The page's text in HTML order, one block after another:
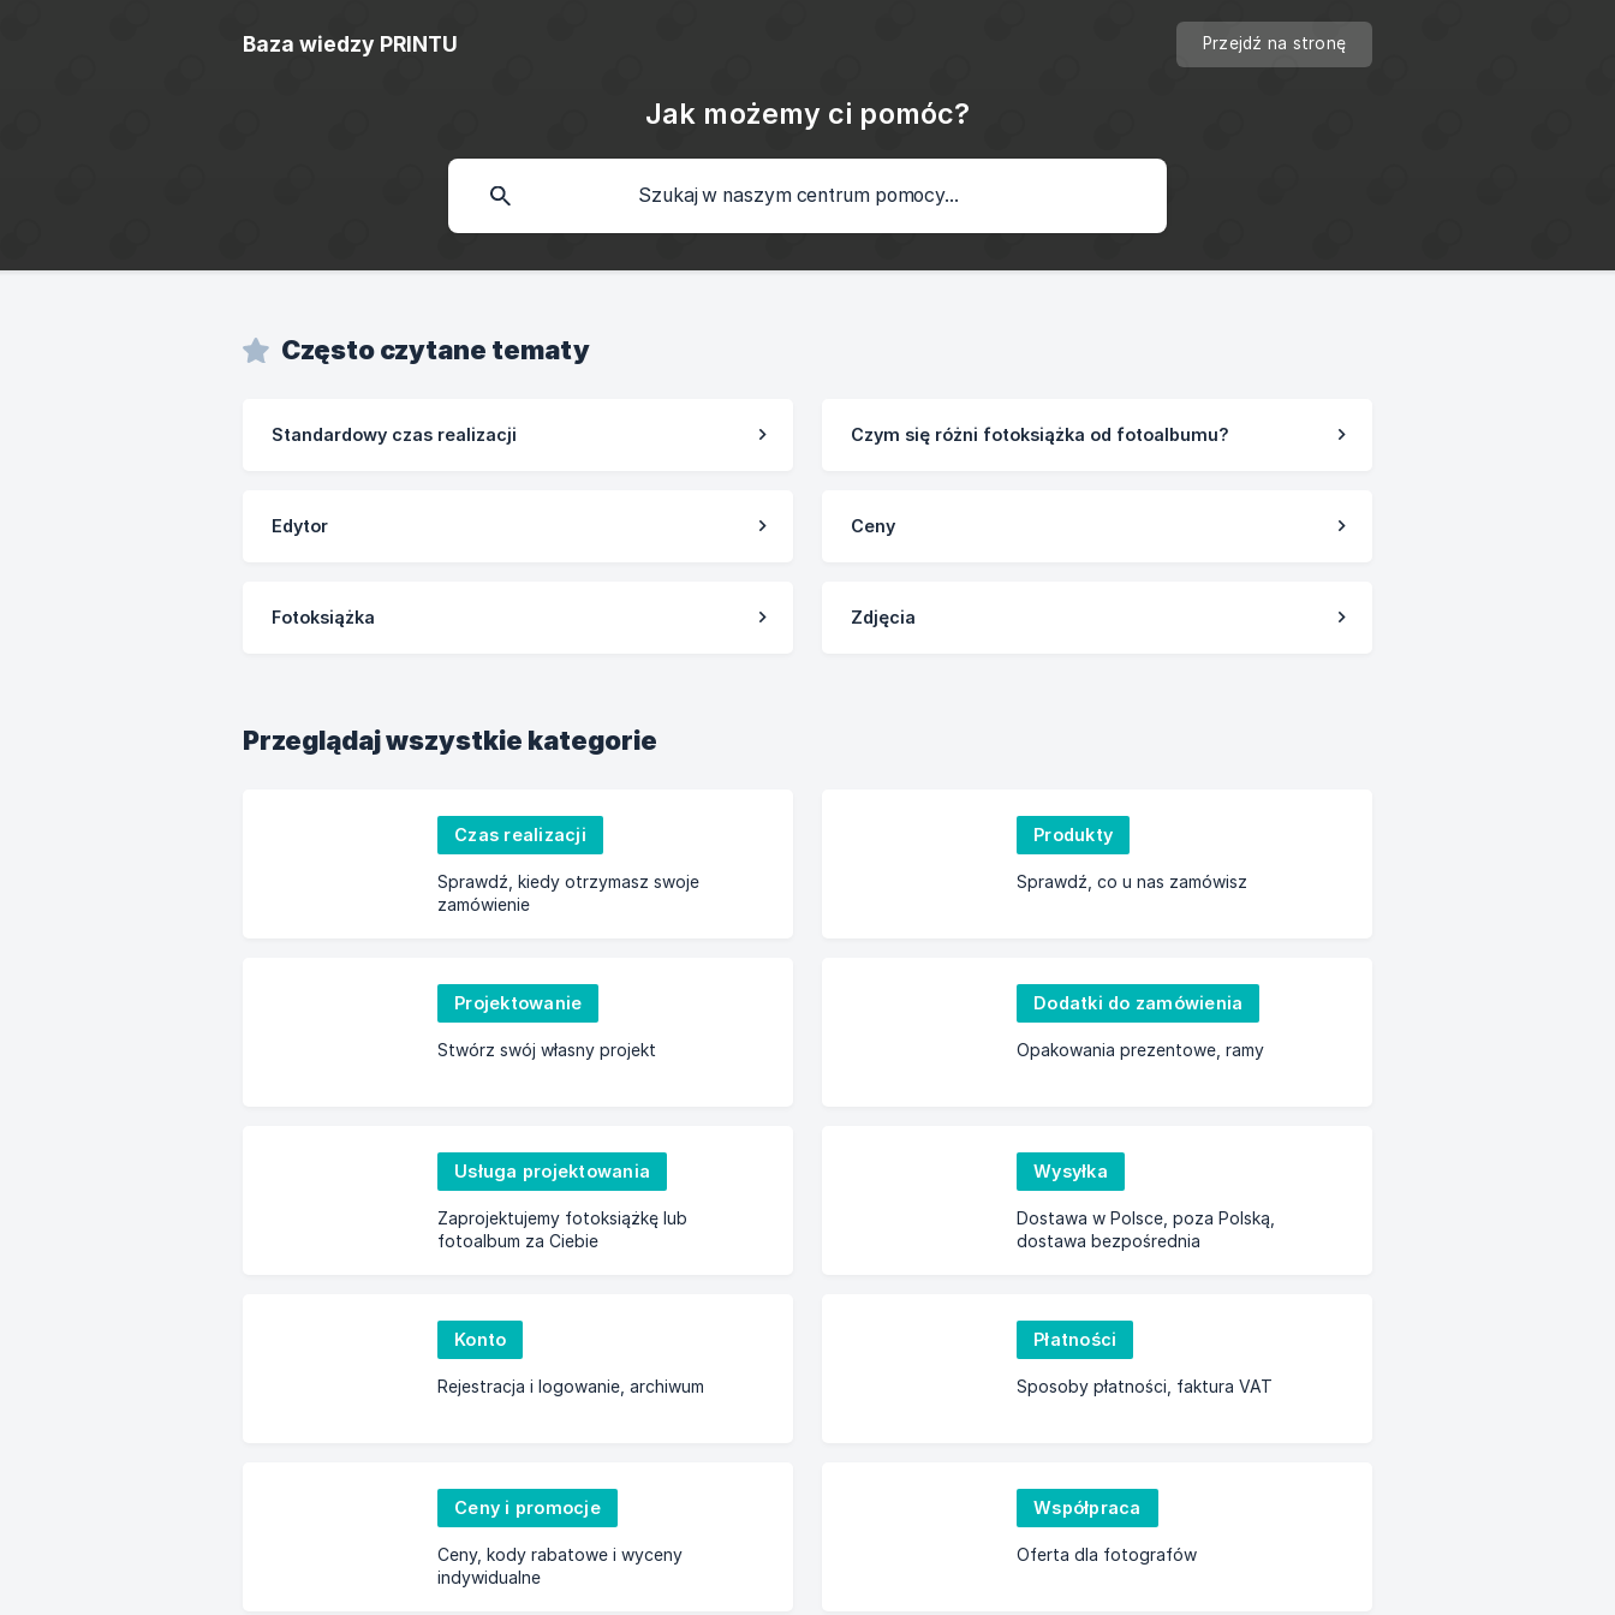
Baza wiedzy PRINTU Przejdź na stronę
Jak możemy ci pomóc?
Często czytane tematy
Standardowy czas realizacji Czym się różni fotoksiążka od fotoalbumu?
Edytor Ceny
Fotoksiążka Zdjęcia
Przeglądaj wszystkie kategorie
Czas realizacji
Sprawdź, kiedy otrzymasz swoje
zamówienie
Produkty
Sprawdź, co u nas zamówisz
Projektowanie
Stwórz swój własny projekt
Dodatki do zamówienia
Opakowania prezentowe, ramy
Usługa projektowania
Zaprojektujemy fotoksiążkę lub
fotoalbum za Ciebie
Wysyłka
Dostawa w Polsce, poza Polską,
dostawa bezpośrednia
Konto
Rejestracja i logowanie, archiwum
Płatności
Sposoby płatności, faktura VAT
Ceny i promocje
Ceny, kody rabatowe i wyceny
indywidualne
Współpraca
Oferta dla fotografów